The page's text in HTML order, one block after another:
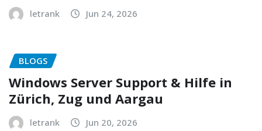
letrank Jun 24, 2026
BLOGS
Windows Server Support & Hilfe in
Zürich, Zug und Aargau
letrank Jun 20, 2026